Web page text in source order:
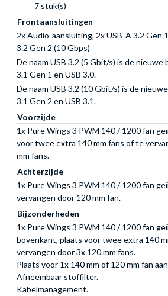
7 stuk(s)
Frontaansluitingen
2x Audio-aansluiting, 2x USB-A 3.2 Gen
3.2 Gen 2 (10 Gbps)
De naam USB 3.2 (5 Gbit/s) is de nieuwe
3.1 Gen 1 en USB 3.0.
De naam USB 3.2 (10 Gbit/s) is de
3.1 Gen 2 en USB 3.1.
Voorzijde
1x Pure Wings 3 PWM 140 / 1200 fan
voor twee extra 140 mm fans of te
mm fans.
Achterzijde
1x Pure Wings 3 PWM 140 / 1200 fan
vervangen door 120 mm fan.
Bijzonderheden
1x Pure Wings 3 PWM 140 / 1200 fan
bovenkant, plaats voor twee extra 140
vervangen door 3x 120 mm fans.
Plaats voor 1x 140 mm of 120 mm fan
Afneembaar stoffilter.
Kabelmanagement.